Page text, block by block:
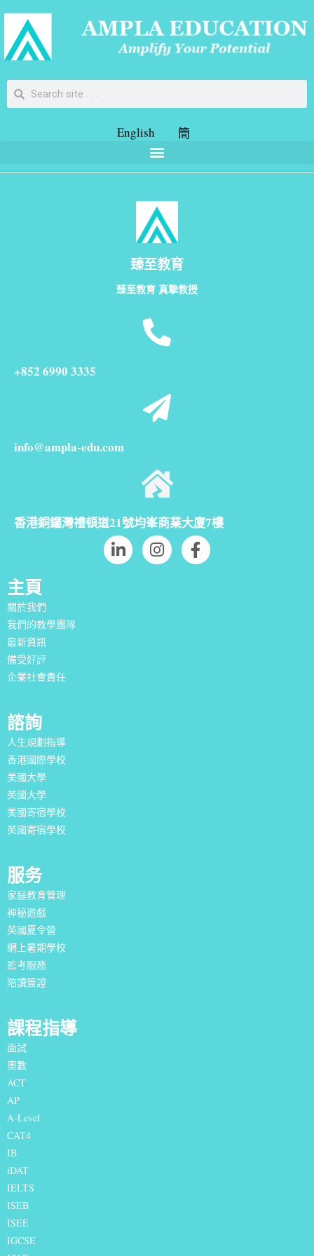
English 簡
臻至教育
臻至教育 真摯教授
+852 6990 3335
info@ampla-edu.com
香港銅鑼灣禮頓道21號均峯商業大廈7樓
主頁
關於我們
我們的教學團隊
最新資訊
備受好評
企業社會責任
諮詢
人生規劃指導
香港國際學校
美國大學
英國大學
美國寄宿學校
英國寄宿學校
服务
家庭教育管理
神秘遊戲
英國夏令營
網上暑期學校
監考服務
陪讀簽證
課程指導
面試
奧數
ACT
AP
A-Level
CAT4
IB
iDAT
IELTS
ISEB
ISEE
IGCSE